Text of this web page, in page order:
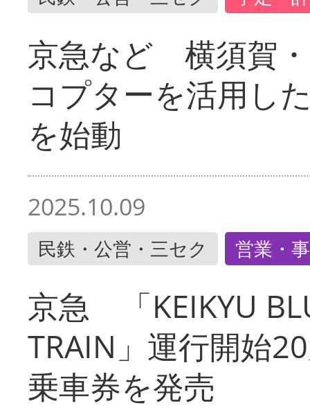
京急など 横須賀
コプターを活用し
を始動
2025.10.09
民鉄・公営・三セク 営業・
京急 「KEIKYU
TRAIN」運行開始
乗車券を発売